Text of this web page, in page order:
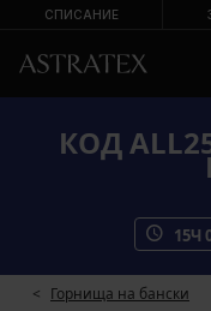
СПИСАНИЕ
КОД
15Ч
Горнища на бански